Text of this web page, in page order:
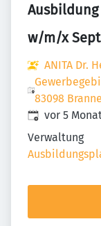
w/m/x
ANITA Dr.
83098
Veröffentlicht:
vor 5
Verwaltung